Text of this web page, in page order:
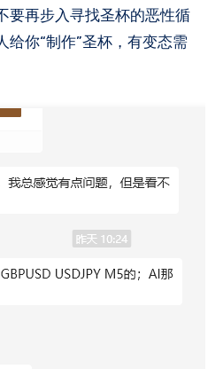
要再步入寻找圣杯的恶性循
给你“制作”圣杯，有变态需